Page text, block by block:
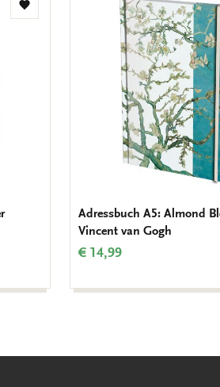
Zur
Adressbuch A5: Almond
Vincent van Gogh
€ 14,99